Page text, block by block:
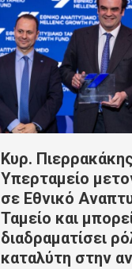
Κυρ.
Υπερταμείο
σε Εθνικό
Ταμείο και
διαδραματίσει
καταλύτη στην